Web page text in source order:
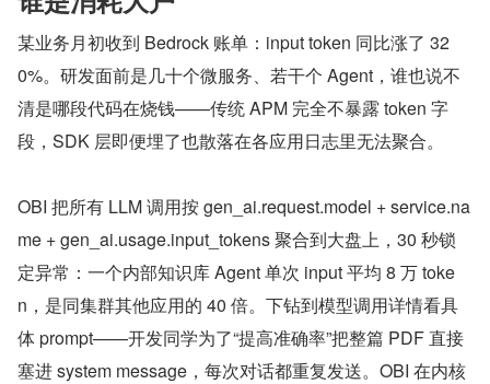
某业务月初收到 Bedrock 账单：input token 同比涨了 32
0%。研发面前是几十个微服务、若干个 Agent，谁也说不
清是哪段代码在烧钱——传统 APM 完全不暴露 token 字
段，SDK 层即便埋了也散落在各应用日志里无法聚合。
OBI 把所有 LLM 调用按 gen_ai.request.model + service.na
me + gen_ai.usage.input_tokens 聚合到大盘上，30 秒锁
定异常：一个内部知识库 Agent 单次 input 平均 8 万 toke
n，是同集群其他应用的 40 倍。下钻到模型调用详情看具
体 prompt——开发同学为了“提高准确率”把整篇 PDF 直接
塞进 system message，每次对话都重复发送。OBI 在内核